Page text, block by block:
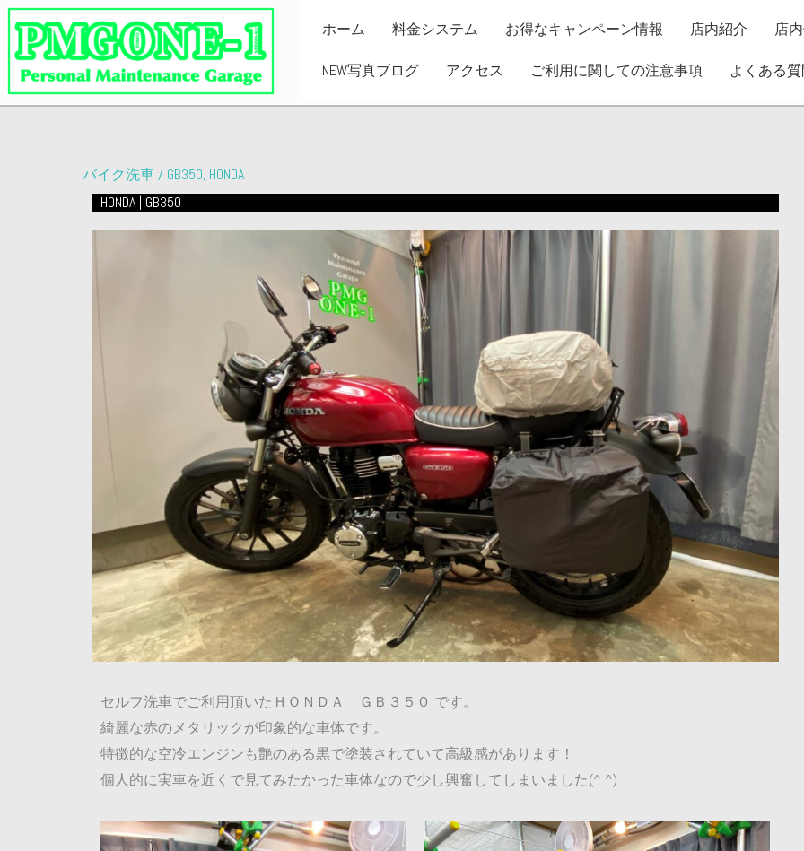
内
ス
ホーム 料金システム お得なキャンペーン情報 店内紹介 店
NEW写真ブログ アクセス ご利用に関しての注意事項 よくある
バイク洗車/ GB350, HONDA
HONDA | GB350
セルフ洗車でご利用頂いたＨＯＮＤＡ ＧＢ３５０ です。
綺麗な赤のメタリックが印象的な車体です。
特徴的な空冷エンジンも艶のある黒で塗装されていて高級感があります！
個人的に実車を近くで見てみたかった車体なので少し興奮してしまいました(^ ^)